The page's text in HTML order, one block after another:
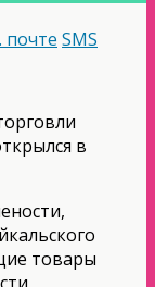
почте SMS
в
товары